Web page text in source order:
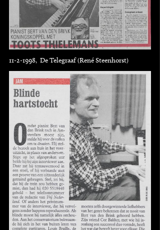
11-2-1998, De Telegraaf (René Steenhorst)